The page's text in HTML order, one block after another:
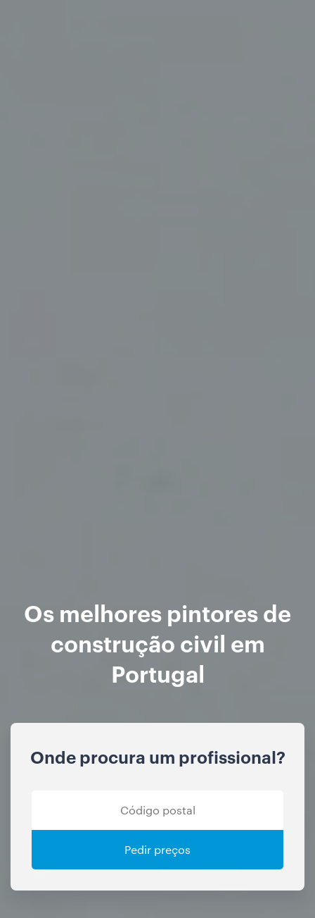
Os melhores pintores de
construção civil em
Portugal
Onde procura um profissional?
Pedir preços